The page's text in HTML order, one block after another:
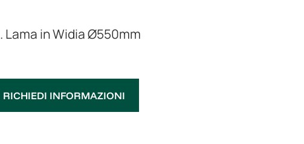
. Lama in Widia Ø550mm
RICHIEDI INFORMAZIONI